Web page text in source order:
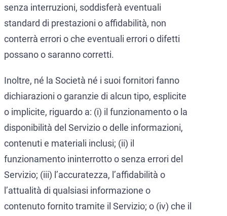
senza interruzioni, soddisferà eventuali
standard di prestazioni o affidabilità, non
conterrà errori o che eventuali errori o difetti
possano o saranno corretti.
Inoltre, né la Società né i suoi fornitori fanno
dichiarazioni o garanzie di alcun tipo, esplicite
o implicite, riguardo a: (i) il funzionamento o la
disponibilità del Servizio o delle informazioni,
contenuti e materiali inclusi; (ii) il
funzionamento ininterrotto o senza errori del
Servizio; (iii) l’accuratezza, l’affidabilità o
l’attualità di qualsiasi informazione o
contenuto fornito tramite il Servizio; o (iv) che il